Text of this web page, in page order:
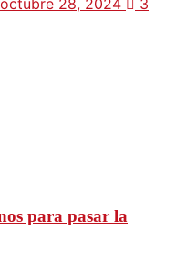
para pasar la